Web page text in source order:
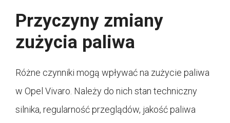
Przyczyny zmiany
zużycia paliwa
Różne czynniki mogą wpływać na zużycie paliwa
w Opel Vivaro. Należy do nich stan techniczny
silnika, regularność przeglądów, jakość paliwa